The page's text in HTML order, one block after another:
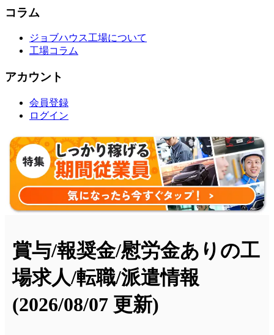
コラム
ジョブハウス工場について
工場コラム
アカウント
会員登録
ログイン
賞与/報奨金/慰労金ありの工
場求人/転職/派遣情報
(2026/08/07 更新)